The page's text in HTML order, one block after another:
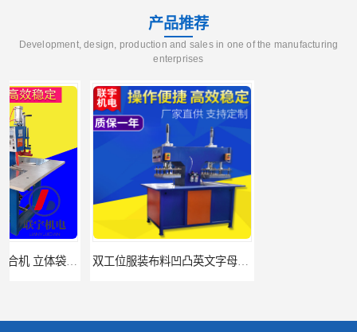
产品推荐
Development, design, production and sales in one of the manufacturing
enterprises
双工位服装布料凹凸英文字母压字机找联宇制造厂